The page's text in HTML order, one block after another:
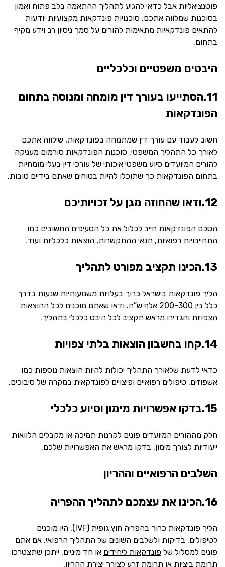
פוטנציאליות אבל כדאי להגיע לתהליך ההתאמה בלב פתוח ואמון
בסוכנות שמלווה אתכם. סוכנויות פונדקאות מקצועיות יודעות
להתאים פונדקאיות מתאימות להורים על סמך ניסיון רב וידע מקיף
בתחום.
היבטים משפטיים וכלכליים
11.הסתייעו בעורך דין מומחה ומנוסה בתחום
הפונדקאות
חשוב לעבוד עם עורך דין שמתמחה בפונדקאות, שילווה אתכם
לאורך כל התהליך המשפטי. סוכנות הפונדקאות סורמום מעניקה
להורים המיועדים סיוע משפטי איכותי של עורכי דין בעלי מומחיות
בתחום הפונדקאות כך שתוכלו להיות בטוחים שאתם בידיים טובות.
12.ודאו שהחוזה מגן על זכויותיכם
הסכם הפונדקאות חייב לכלול את כל הסעיפים החשובים כמו
התחייבויות רפואיות, תנאי ההתקשרות, הוצאות כלכליות ועוד.
13.הכינו תקציב מפורט לתהליך
הליך פונדקאות בישראל כרוך בעלויות משמעותיות שנעות בדרך
כלל בין 200-300 אלף ש”ח. ודאו שאתם מוכנים לכל ההוצאות
הצפויות והגדירו מראש תקציב לכל היבט כלכלי בתהליך.
14.קחו בחשבון הוצאות בלתי צפויות
כדאי לדעת שלאורך התהליך יכולות להיות הוצאות נוספות כמו
אשפוזים, טיפולים רפואיים ופיצויים לפונדקאית במקרה של סיבוכים.
15.בדקו אפשרויות מימון וסיוע כלכלי
חלק מההורים המיועדים פונים לקרנות תמיכה או מקבלים הלוואות
ייעודיות לצורך מימון. בדקו מראש את האפשרויות שלכם.
השלבים הרפואיים וההריון
16.הכינו את עצמכם לתהליך ההפריה
הליך פונדקאות כרוך בהפריה חוץ גופית (IVF). היו מוכנים
לטיפולים, בדיקות ולשלבים השונים של התהליך הרפואי. אם אתם
פונים למסלול של פונדקאות ליחידים או חד מיניים, ייתכן שתצטרכו
תרומת ביציות או תרומת זרע לצורך יצירת ההריון.